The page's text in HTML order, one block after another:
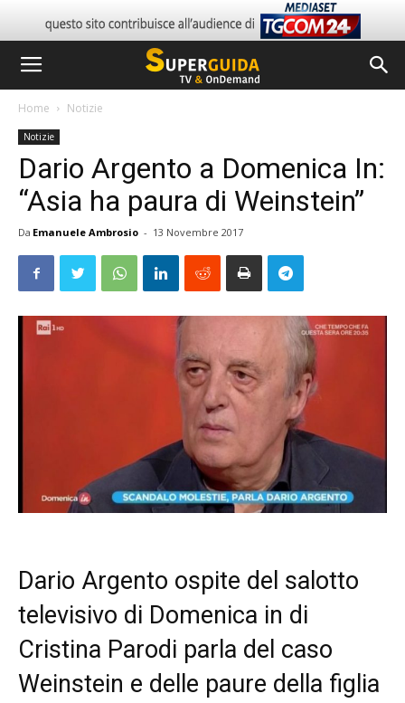
Home Notizie
Notizie
Dario Argento a Domenica In:
“Asia ha paura di Weinstein”
Da Emanuele Ambrosio - 13 Novembre 2017
Dario Argento ospite del salotto
televisivo di Domenica in di
Cristina Parodi parla del caso
Weinstein e delle paure della figlia